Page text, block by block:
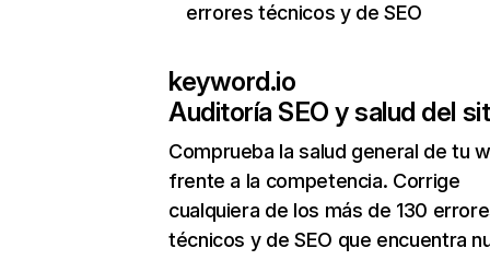
errores técnicos y de SEO
keyword.io
Auditoría SEO y salud del
Comprueba la salud general de tu
frente a la competencia. Corrige
cualquiera de los más de 130
técnicos y de SEO que encuentra